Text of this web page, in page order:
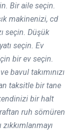
Bir aile seçin.
makinenizi, cd
seçin. Düşük
seçin. Ev
bir ev seçin.
bavul takımınızı
taksitle bir tane
bir halt
ruh sömüren